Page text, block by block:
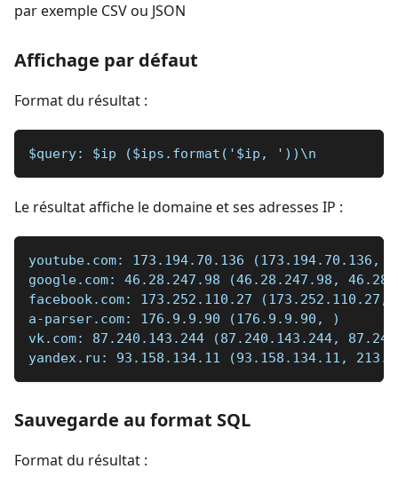
par exemple CSV ou JSON
Affichage par défaut
Format du résultat :
$query: $ip ($ips.format('$ip, '))\n
Le résultat affiche le domaine et ses adresses IP :
youtube.com: 173.194.70.136
google.com: 46.28.247.98 (46.28.247.98,
facebook.com: 173.252.110.27
a-parser.com: 176.9.9.90 (176.9.9.90, )
vk.com: 87.240.143.244 (87.240.143.244,
yandex.ru: 93.158.134.11 (93.158.134.11,
Sauvegarde au format SQL
Format du résultat :